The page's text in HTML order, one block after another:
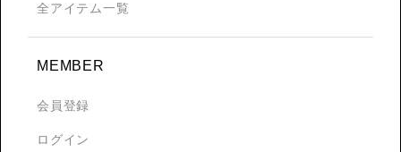
全アイテム一覧
MEMBER
会員登録
ログイン